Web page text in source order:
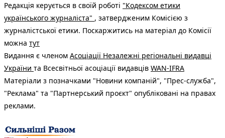
Редакція керується в своїй роботі "Кодексом етики
українського журналіста" , затвердженим Комісією з
журналістської етики. Поскаржитись на матеріал до Комісії
можна тут
Видання є членом Асоціації Незалежні регіональні видавці
України та Всесвітньої асоціації видавців WAN-IFRA
Матеріали з позначками "Новини компаній", "Прес-служба",
"Реклама" та "Партнерський проєкт" опубліковані на правах
реклами.